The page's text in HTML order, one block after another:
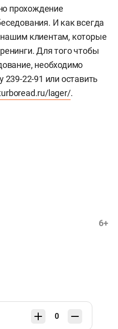
прохождение
И как всегда
клиентам, которые
Для того чтобы
необходимо
239-22-91 или оставить
lager/.
6+
0